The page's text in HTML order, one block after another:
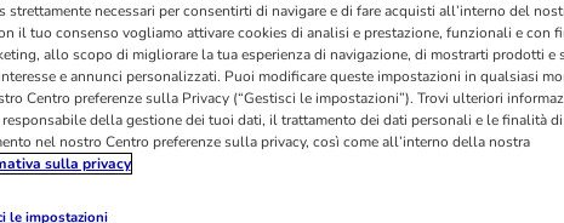
I
strettamente necessari per consentirti di navigare e di fare acquisti all’interno del
il tuo consenso vogliamo attivare cookies di analisi e prestazione, funzionali e con
allo scopo di migliorare la tua esperienza di navigazione, di mostrarti prodotti e
e annunci personalizzati. Puoi modificare queste impostazioni in qualsiasi
Centro preferenze sulla Privacy (“Gestisci le impostazioni”). Trovi ulteriori
della gestione dei tuoi dati, il trattamento dei dati personali e le finalità
nel nostro Centro preferenze sulla privacy, così come all’interno della nostra
sulla privacy
le impostazioni